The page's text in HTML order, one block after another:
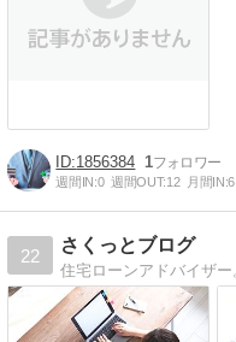
1856384 1
週間IN:0 週間OUT:12 月間IN:6
22
さくっとブログ